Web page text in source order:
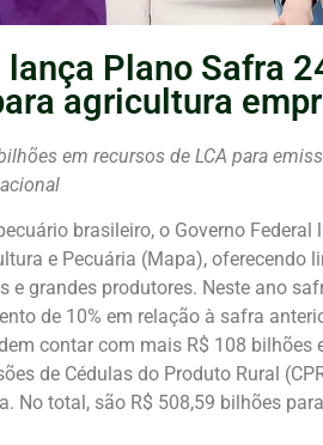
lança Plano Safra
agricultura
em recursos de LCA para
brasileiro, o Governo
e Pecuária (Mapa), oferecendo
e grandes produtores. Neste ano
de 10% em relação à safra
contar com mais R$ 108 bilhões
de Cédulas do Produto Rural
No total, são R$ 508,59 bilhões